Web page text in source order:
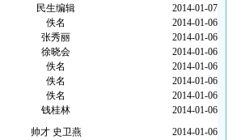
民生编辑
2014-01-07
佚名
2014-01-06
张秀丽
2014-01-06
徐晓会
2014-01-06
佚名
2014-01-06
佚名
2014-01-06
佚名
2014-01-06
钱桂林
2014-01-06
帅才 史卫燕
2014-01-06